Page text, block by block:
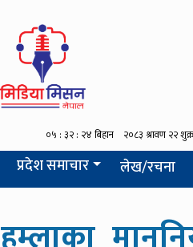
प्रदेश समाचार लेख/रचना